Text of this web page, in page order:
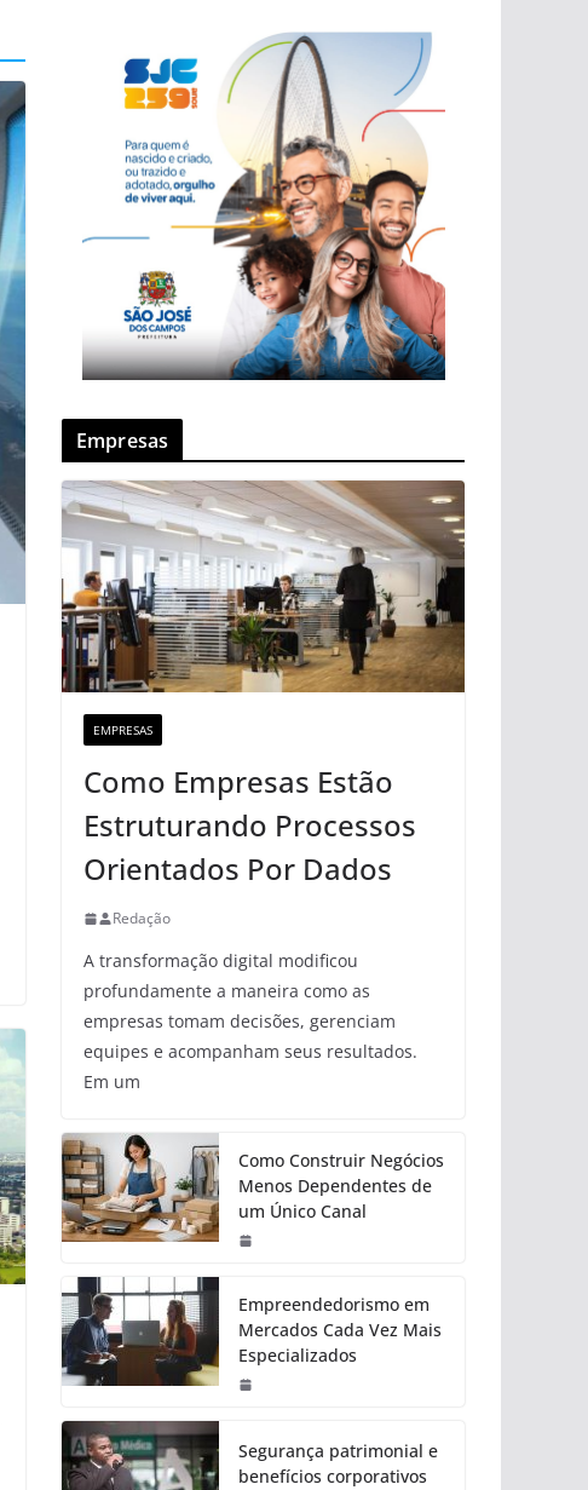
Empresas
EMPRESAS
Como Empresas Estão
Estruturando Processos
Orientados Por Dados
Redação
A transformação digital modificou
profundamente a maneira como as
empresas tomam decisões, gerenciam
equipes e acompanham seus resultados.
Em um
Como Construir Negócios
Menos Dependentes de
um Único Canal
Empreendedorismo em
Mercados Cada Vez Mais
Especializados
Segurança patrimonial e
benefícios corporativos